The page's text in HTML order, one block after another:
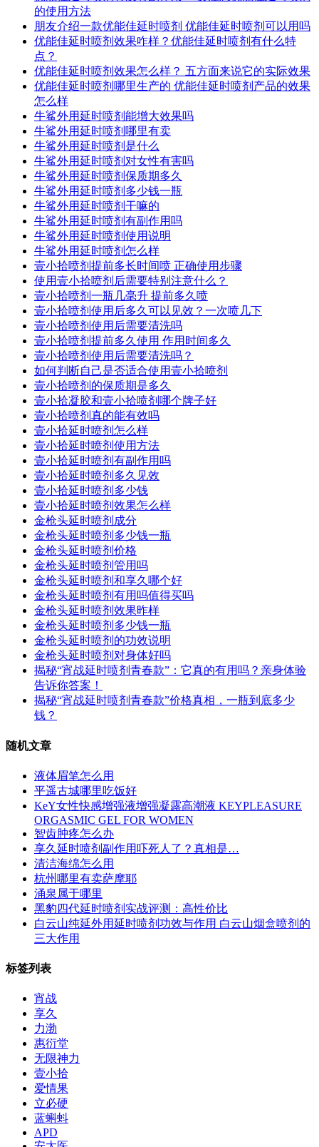
的使用方法
朋友介绍一款优能佳延时喷剂 优能佳延时喷剂可以用吗
优能佳延时喷剂效果咋样？优能佳延时喷剂有什么特
点？
优能佳延时喷剂效果怎么样？ 五方面来说它的实际效果
优能佳延时喷剂哪里生产的 优能佳延时喷剂产品的效果
怎么样
牛鲨外用延时喷剂能增大效果吗
牛鲨外用延时喷剂哪里有卖
牛鲨外用延时喷剂是什么
牛鲨外用延时喷剂对女性有害吗
牛鲨外用延时喷剂保质期多久
牛鲨外用延时喷剂多少钱一瓶
牛鲨外用延时喷剂干嘛的
牛鲨外用延时喷剂有副作用吗
牛鲨外用延时喷剂使用说明
牛鲨外用延时喷剂怎么样
壹小拾喷剂提前多长时间喷 正确使用步骤
使用壹小拾喷剂后需要特别注意什么？
壹小拾喷剂一瓶几毫升 提前多久喷
壹小拾喷剂使用后多久可以见效？一次喷几下
壹小拾喷剂使用后需要清洗吗
壹小拾喷剂提前多久使用 作用时间多久
壹小拾喷剂使用后需要清洗吗？
如何判断自己是否适合使用壹小拾喷剂
壹小拾喷剂的保质期是多久
壹小拾凝胶和壹小拾喷剂哪个牌子好
壹小拾喷剂真的能有效吗
壹小拾延时喷剂怎么样
壹小拾延时喷剂使用方法
壹小拾延时喷剂有副作用吗
壹小拾延时喷剂多久见效
壹小拾延时喷剂多少钱
壹小拾延时喷剂效果怎么样
金枪头延时喷剂成分
金枪头延时喷剂多少钱一瓶
金枪头延时喷剂价格
金枪头延时喷剂管用吗
金枪头延时喷剂和享久哪个好
金枪头延时喷剂有用吗值得买吗
金枪头延时喷剂效果昨样
金枪头延时喷剂多少钱一瓶
金枪头延时喷剂的功效说明
金枪头延时喷剂对身体好吗
揭秘“宵战延时喷剂青春款”：它真的有用吗？亲身体验
告诉你答案！
揭秘“宵战延时喷剂青春款”价格真相，一瓶到底多少
钱？
随机文章
液体眉笔怎么用
平遥古城哪里吃饭好
KeY女性快感增强液增强凝露高潮液 KEYPLEASURE
ORGASMIC GEL FOR WOMEN
智齿肿疼怎么办
享久延时喷剂副作用吓死人了？真相是…
清洁海绵怎么用
杭州哪里有卖萨摩耶
涌泉属于哪里
黑豹四代延时喷剂实战评测：高性价比
白云山纯延外用延时喷剂功效与作用 白云山烟盒喷剂的
三大作用
标签列表
宵战
享久
力渤
惠衍堂
无限神力
壹小拾
爱情果
立必硬
蓝蝌蚪
APD